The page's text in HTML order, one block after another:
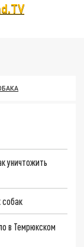
уничтожить
собак
в Темрюкском